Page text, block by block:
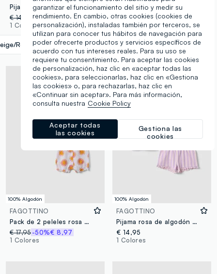
Pijama floral multicolor en algodón puro para bebé niña, ajuste regular
€ 14,95
-30%€ 10,46
1 Colores
Rosa label.selectsize
€ 14,95-50%€ 7,47
1 Colores
100% Algodón
FAGOTTINO
Pack de 2 peleles rosa para bebé en algodón puro
€ 17,95-50%€ 8,97
1 Colores
100% Algodón
FAGOTTINO
Pijama rosa de algodón orgánico con pantalón corto a rayas
€ 14,95
1 Colores
garantizar el funcionamiento del sitio y medir su
rendimiento. En cambio, otras cookies (cookies de
personalización), instaladas también por terceros, se
utilizan para conocer tus hábitos de navegación para
poder ofrecerte productos y servicios específicos de
acuerdo con tus intereses reales. Para su uso se
requiere tu consentimiento. Para aceptar las cookies
de personalización, haz clic en «aceptar todas las
cookies», para seleccionarlas, haz clic en «Gestiona
las cookies» o, para rechazarlas, haz clic en
«Continuar sin aceptar». Para más información,
consulta nuestra Cookie Policy
Gestiona las
cookies
Aceptar todas
las cookies